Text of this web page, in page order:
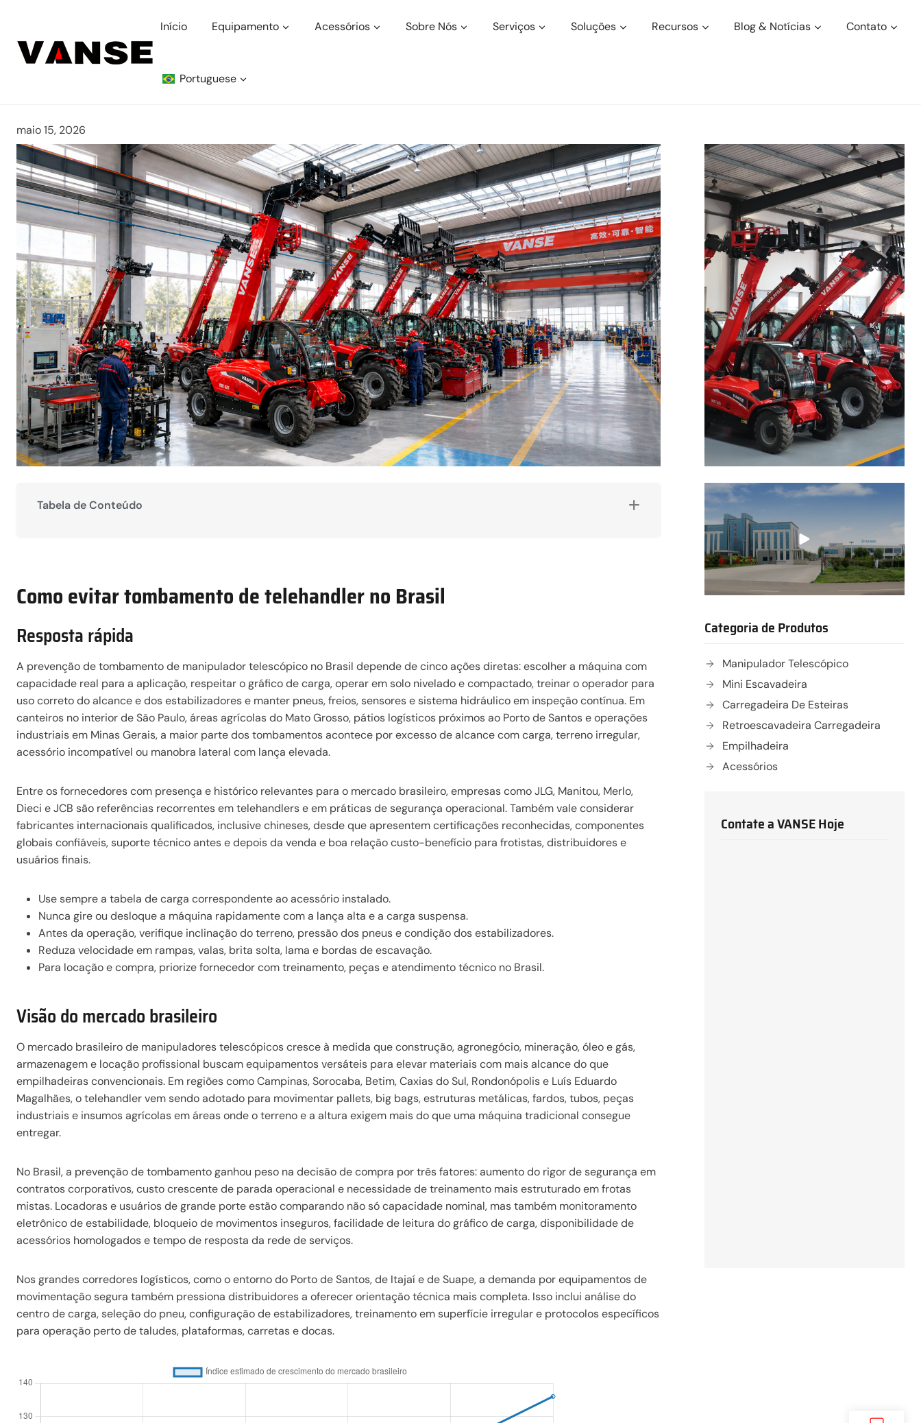
Conteúdo
Início Equipamento Acessórios Sobre Nós Serviços Soluções Recursos Blog & Notícias Contato
Portuguese
maio 15, 2026
Tabela de Conteúdo
Como evitar tombamento de telehandler no Brasil
Resposta rápida
A prevenção de tombamento de manipulador telescópico no Brasil depende de cinco ações diretas: escolher a máquina com
capacidade real para a aplicação, respeitar o gráfico de carga, operar em solo nivelado e compactado, treinar o operador para
uso correto do alcance e dos estabilizadores e manter pneus, freios, sensores e sistema hidráulico em inspeção contínua. Em
canteiros no interior de São Paulo, áreas agrícolas do Mato Grosso, pátios logísticos próximos ao Porto de Santos e operações
industriais em Minas Gerais, a maior parte dos tombamentos acontece por excesso de alcance com carga, terreno irregular,
acessório incompatível ou manobra lateral com lança elevada.
Entre os fornecedores com presença e histórico relevantes para o mercado brasileiro, empresas como JLG, Manitou, Merlo,
Dieci e JCB são referências recorrentes em telehandlers e em práticas de segurança operacional. Também vale considerar
fabricantes internacionais qualificados, inclusive chineses, desde que apresentem certificações reconhecidas, componentes
globais confiáveis, suporte técnico antes e depois da venda e boa relação custo-benefício para frotistas, distribuidores e
usuários finais.
Use sempre a tabela de carga correspondente ao acessório instalado.
Nunca gire ou desloque a máquina rapidamente com a lança alta e a carga suspensa.
Antes da operação, verifique inclinação do terreno, pressão dos pneus e condição dos estabilizadores.
Reduza velocidade em rampas, valas, brita solta, lama e bordas de escavação.
Para locação e compra, priorize fornecedor com treinamento, peças e atendimento técnico no Brasil.
Visão do mercado brasileiro
O mercado brasileiro de manipuladores telescópicos cresce à medida que construção, agronegócio, mineração, óleo e gás,
armazenagem e locação profissional buscam equipamentos versáteis para elevar materiais com mais alcance do que
empilhadeiras convencionais. Em regiões como Campinas, Sorocaba, Betim, Caxias do Sul, Rondonópolis e Luís Eduardo
Magalhães, o telehandler vem sendo adotado para movimentar pallets, big bags, estruturas metálicas, fardos, tubos, peças
industriais e insumos agrícolas em áreas onde o terreno e a altura exigem mais do que uma máquina tradicional consegue
entregar.
No Brasil, a prevenção de tombamento ganhou peso na decisão de compra por três fatores: aumento do rigor de segurança em
contratos corporativos, custo crescente de parada operacional e necessidade de treinamento mais estruturado em frotas
mistas. Locadoras e usuários de grande porte estão comparando não só capacidade nominal, mas também monitoramento
eletrônico de estabilidade, bloqueio de movimentos inseguros, facilidade de leitura do gráfico de carga, disponibilidade de
acessórios homologados e tempo de resposta da rede de serviços.
Nos grandes corredores logísticos, como o entorno do Porto de Santos, de Itajaí e de Suape, a demanda por equipamentos de
movimentação segura também pressiona distribuidores a oferecer orientação técnica mais completa. Isso inclui análise do
centro de carga, seleção do pneu, configuração de estabilizadores, treinamento em superfície irregular e protocolos específicos
para operação perto de taludes, plataformas, carretas e docas.
Categoria de Produtos
Manipulador Telescópico
Mini Escavadeira
Carregadeira De Esteiras
Retroescavadeira Carregadeira
Empilhadeira
Acessórios
Contate a VANSE Hoje